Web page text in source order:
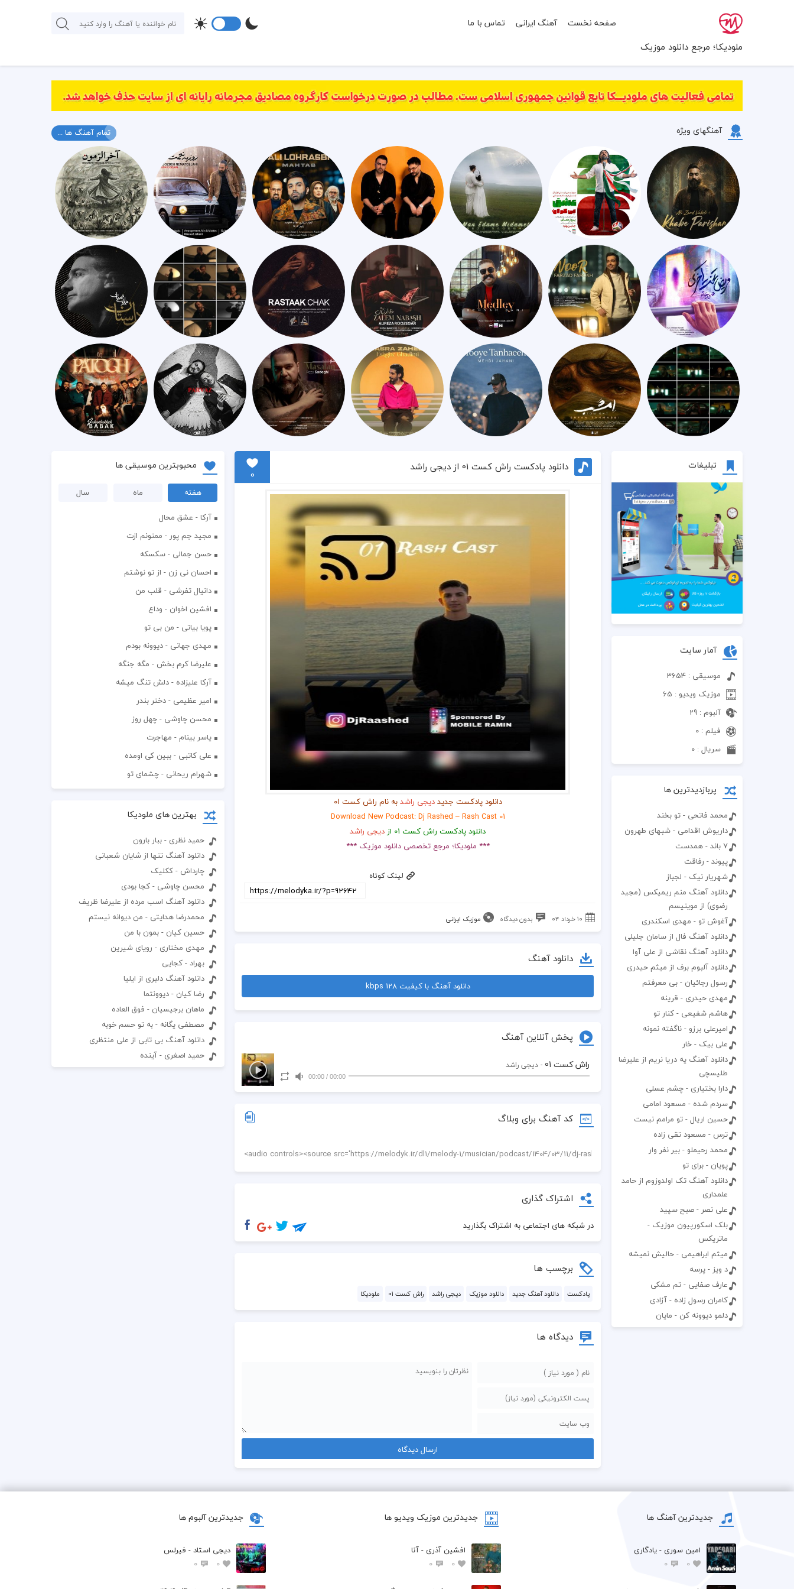
ملودیکا؛ مرجع دانلود موزیک
صفحه نخست آهنگ ایرانی تماس با ما
آهنگهای ویژه تمام آهنگ ها ...
تبلیغات
آمار سایت
موسیقی : 3654
موزیک ویدیو : 65
آلبوم : 29
فیلم : 0
سریال : 0
پربازدیدترین ها
محمد فاتحی - تو بخند
داریوش اقدامی - شبهای طهرون
7 باند - همدست
پیوند - رفاقت
شهریار نیک - لجباز
دانلود آهنگ منم ریمیکس (مجید
رضوی) از موینیسم
آغوش تو - مهدی اسکندری
دانلود آهنگ فال از سامان جلیلی
دانلود آهنگ نقاشی از علی آوا
دانلود آلبوم برف از میثم حیدری
رسول رجائیان - بی معرفتم
مهدی حیدری - قرینه
هاشم شفیعی - کنار تو
امیرعلی برزو - ناگفته نمونه
علی بیک - خار
دانلود آهنگ یه دریا نریم از علیرضا
طلیسچی
دارا بختیاری - چشم عسلی
سردم شده - مسعود امامی
حسین اریال - تو مرامم نیست
ترس - مسعود تقی زاده
محمد رحیملو - بیر نفر وار
پویان - برای تو
دانلود آهنگ تک اولدوزوم از حامد
علمداری
علی نصر - صبح سپید
بلک اسکورپیون موزیک -
ماتریکس
میثم ابراهیمی - حالیش نمیشه
د ویز - پرسه
عارف صفایی - تم مشکی
کامران رسول زاده - آزادی
دلمو دیوونه کن - مایان
دانلود پادکست راش کست 01 از دیجی راشد
0
دانلود پادکست جدیددیجی راشدبه نام راش کست 01
Download New Podcast: Dj Rashed – Rash Cast 01
دانلود پادکست راش کست 01 از
دیجی راشد
*** ملودیکا؛ مرجع تخصصی دانلود موزیک ***
لینک کوتاه
۱۰ خرداد ۰۴ بدون دیدگاه موزیک ایرانی
دانلود آهنگ
دانلود آهنگ با کیفیت 128 kbps
پخش آنلاین آهنگ
راش کست 01 - دیجی راشد
00:00
/
00:00
کد آهنگ برای وبلاگ
اشتراک گذاری
در شبکه های اجتماعی به اشتراک بگذارید
برچسب ها
پادکست دانلود آهنگ جدید دانلود موزیک دیجی راشد راش کست 01 ملودیکا
دیدگاه ها
محبوبترین موسیقی ها
هفته ماه
سال
آرکا - عشق محال
مجید جم پور - ممنونم ازت
حسن جمالی - سکسکه
احسان نی زن - از تو نوشتم
دانیال تفرشی - قلب من
افشين اخوان - وداع
پویا بیاتی - من بی تو
مهدی جهانی - دیوونه بودم
علیرضا کرم بخش - مگه جنگه
آرکا علیزاده - دلش تنگ میشه
امیر عظیمی - دختر بندر
محسن چاوشی - چهل روز
یاسر بینام - مهاجرت
علی کاتبی - ببین کی اومده
شهرام ریحانی - چشمای تو
بهترین های ملودیکا
حمید نظری - ببار بارون
دانلود آهنگ تنها از شایان شعبانی
چارداش - ککلیک
محسن چاوشی - کجا بودی
دانلود آهنگ اسب مرده از علیرضا ظریف
محمدرضا هدایتی - من دیوانه نیستم
حسین کیان - بمون با من
مهدی مختاری - رویای شیرین
بهراد - کجایی
دانلود آهنگ دلبری از ایلیا
رضا کیان - دیوونتما
ماهان برجیسیان - فوق العاده
مصطفی یگانه - به تو حسم خوبه
دانلود آهنگ بی تابی از علی منتظری
حمید اصغری - آینده
جدیدترین آهنگ ها
امین سوری - یادگاری
0
0
جدیدترین موزیک ویدیو ها
افشین آذری - آنا
0
0
جدیدترین آلبوم ها
دیجی استاد - فیرلس
0
0